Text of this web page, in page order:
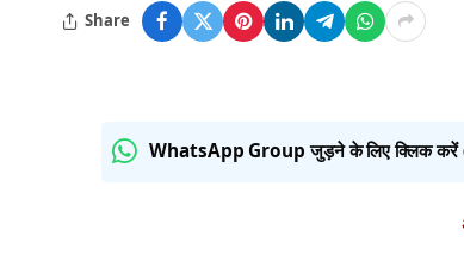
Share
WhatsApp Group जुड़ने के लिए क्लिक